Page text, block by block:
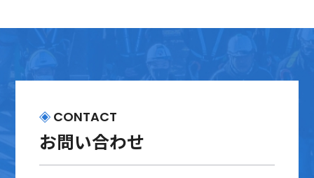
CONTACT
お問い合わせ